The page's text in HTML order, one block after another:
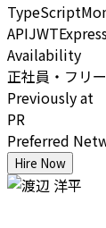
TypeScript
APIJWT
Availability
正社員・フリ
Previously at
PR
Preferred
Hire Now